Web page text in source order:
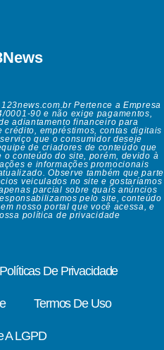
Pertence a Empresa
0001-90 e não exige pagamentos,
adiantamento financeiro para
crédito, empréstimos, contas digitais
que o consumidor deseje
de criadores de conteúdo que
conteúdo do site, porém, devido à
e informações promocionais
Observe também que parte
veiculados no site e gostaríamos
parcial sobre quais anúncios
pelo site, conteúdo
nosso portal que você acessa, e
política de privacidade
Políticas De Privacidade
Termos De Uso
A LGPD